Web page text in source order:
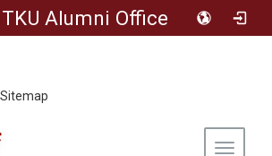
TKU Alumni Office
Sitemap
Toggle